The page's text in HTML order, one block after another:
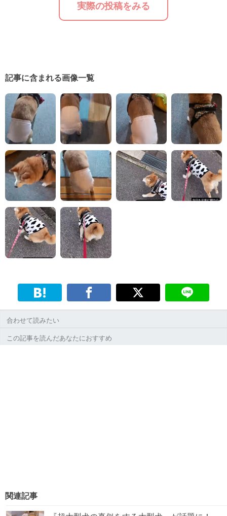
実際の投稿をみる
記事に含まれる画像一覧
合わせて読みたい
この記事を読んだあなたにおすすめ
関連記事